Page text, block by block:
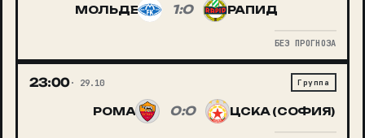
МОЛЬДЕ 1:0 РАПИД
БЕЗ ПРОГНОЗА
23:00 29.10 Группа
РОМА 0:0 ЦСКА (СОФИЯ)